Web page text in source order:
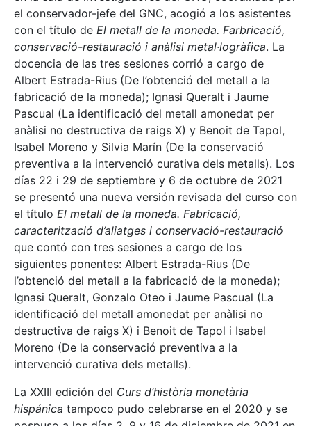
el conservador-jefe del GNC, acogió a los asistentes
con el título de El metall de la moneda. Farbricació,
conservació-restauració i anàlisi metal·logràfica. La
docencia de las tres sesiones corrió a cargo de
Albert Estrada-Rius (De l’obtenció del metall a la
fabricació de la moneda); Ignasi Queralt i Jaume
Pascual (La identificació del metall amonedat per
anàlisi no destructiva de raigs X) y Benoit de Tapol,
Isabel Moreno y Silvia Marín (De la conservació
preventiva a la intervenció curativa dels metalls). Los
días 22 i 29 de septiembre y 6 de octubre de 2021
se presentó una nueva versión revisada del curso con
el título El metall de la moneda. Fabricació,
caracterització d’aliatges i conservació-restauració
que contó con tres sesiones a cargo de los
siguientes ponentes: Albert Estrada-Rius (De
l’obtenció del metall a la fabricació de la moneda);
Ignasi Queralt, Gonzalo Oteo i Jaume Pascual (La
identificació del metall amonedat per anàlisi no
destructiva de raigs X) i Benoit de Tapol i Isabel
Moreno (De la conservació preventiva a la
intervenció curativa dels metalls).
La XXIII edición del Curs d’història monetària
hispánica tampoco pudo celebrarse en el 2020 y se